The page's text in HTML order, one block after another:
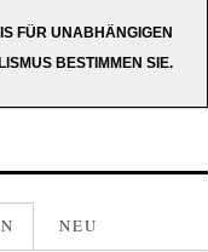
FÜR UNABHÄNGIGEN
BESTIMMEN SIE.
NEU